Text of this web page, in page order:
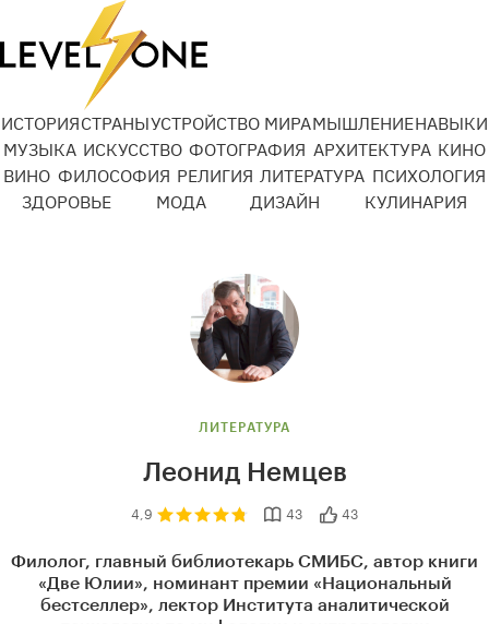
ИСТОРИЯСТРАНЫУСТРОЙСТВО МИРАМЫШЛЕНИЕНАВЫКИ
МУЗЫКА ИСКУССТВО ФОТОГРАФИЯ АРХИТЕКТУРА КИНО
ВИНО ФИЛОСОФИЯ РЕЛИГИЯ ЛИТЕРАТУРА ПСИХОЛОГИЯ
ЗДОРОВЬЕ
МОДА ДИЗАЙН КУЛИНАРИЯ
ЛИТЕРАТУРА
Леонид Немцев
4,9 43 43
Филолог, главный библиотекарь СМИБС, автор книги
«Две Юлии», номинант премии «Национальный
бестселлер», лектор Института аналитической